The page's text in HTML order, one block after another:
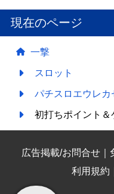
現在のページ
一撃
スロット
パチスロエウレカ
初打ちポイント＆
広告掲載/お問合せ ｜
利用規約